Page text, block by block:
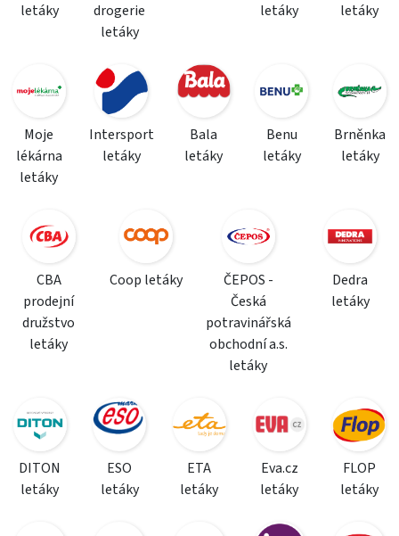
letáky
drogerie
letáky
letáky
letáky
Moje
lékárna
letáky
Intersport
letáky
Bala
letáky
Benu
letáky
Brněnka
letáky
CBA
prodejní
družstvo
letáky
Coop letáky
ČEPOS -
Česká
potravinářská
obchodní a.s.
letáky
Dedra
letáky
DITON
letáky
ESO
letáky
ETA
letáky
Eva.cz
letáky
FLOP
letáky